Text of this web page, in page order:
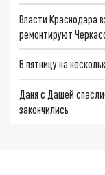
Власти Краснодара
ремонтируют
В пятницу на
Даня с Дашей
закончились